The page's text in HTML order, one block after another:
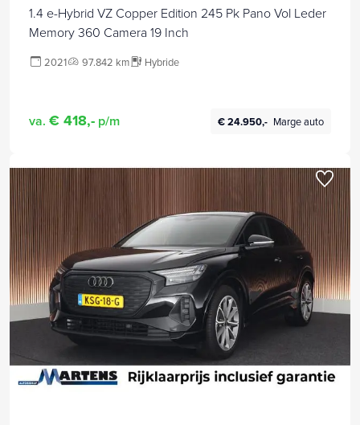
1.4 e-Hybrid VZ Copper Edition 245 Pk Pano Vol Leder
Memory 360 Camera 19 Inch
2021 97.842 km Hybride
va. € 418,- p/m € 24.950,- Marge auto